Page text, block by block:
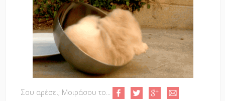
Σου αρέσει; Μοιράσου το...